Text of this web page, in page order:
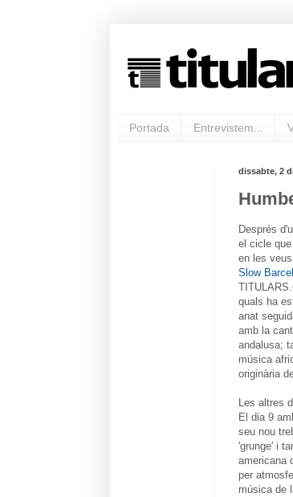
Portada Entrevistem...
dissabte, 2
Després
el cicle
en les
Slow
quals ha
anat
amb la
andalusa;
música
originària
Les altres
El dia 9
seu nou
'grunge' i
americana
per
música de